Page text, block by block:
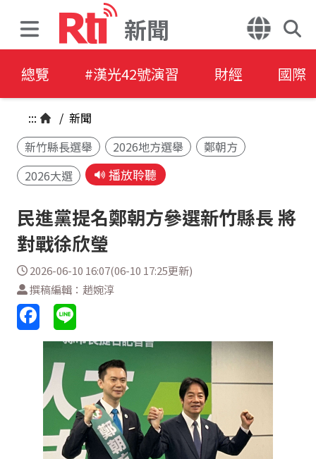
新聞
總覽 #漢光42號演習 財經 國際
::: / 新聞
新竹縣長選舉
2026地方選舉
鄭朝方
2026大選
播放聆聽
民進黨提名鄭朝方參選新竹縣長 將
對戰徐欣瑩
2026-06-10 16:07(06-10 17:25更新)
撰稿編輯：趙婉淳